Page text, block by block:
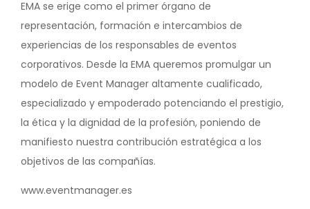
EMA se erige como el primer órgano de
representación, formación e intercambios de
experiencias de los responsables de eventos
corporativos. Desde la EMA queremos promulgar un
modelo de Event Manager altamente cualificado,
especializado y empoderado potenciando el prestigio,
la ética y la dignidad de la profesión, poniendo de
manifiesto nuestra contribución estratégica a los
objetivos de las compañías.
www.eventmanager.es